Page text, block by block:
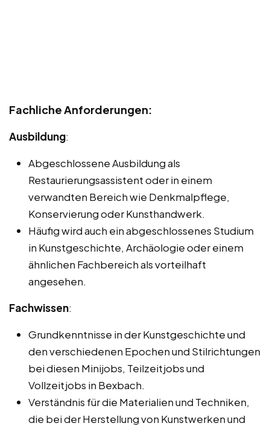
Fachliche Anforderungen:
Ausbildung:
Abgeschlossene Ausbildung als
Restaurierungsassistent oder in einem
verwandten Bereich wie Denkmalpflege,
Konservierung oder Kunsthandwerk.
Häufig wird auch ein abgeschlossenes Studium
in Kunstgeschichte, Archäologie oder einem
ähnlichen Fachbereich als vorteilhaft
angesehen.
Fachwissen:
Grundkenntnisse in der Kunstgeschichte und
den verschiedenen Epochen und Stilrichtungen
bei diesen Minijobs, Teilzeitjobs und
Vollzeitjobs in Bexbach.
Verständnis für die Materialien und Techniken,
die bei der Herstellung von Kunstwerken und